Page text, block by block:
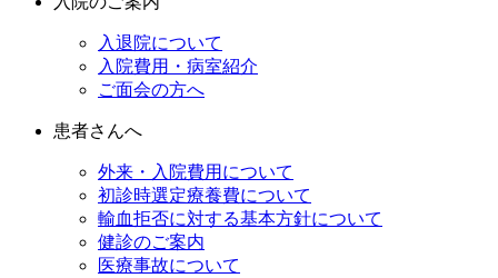
入退院について
入院費用・病室紹介
ご面会の方へ
患者さんへ
外来・入院費用について
初診時選定療養費について
輸血拒否に対する基本方針について
健診のご案内
医療事故について